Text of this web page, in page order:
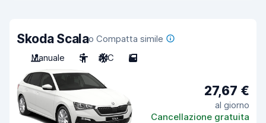
Skoda Scalao Compatta simile
Manuale
5 A/C 5
27,67 €
al giorno
Cancellazione gratuita